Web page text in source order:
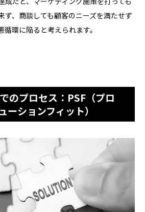
ず、商談しても顧客のニーズを満たせず
環に陥ると考えられます。
のプロセス：PSF（プロ
ーションフィット）